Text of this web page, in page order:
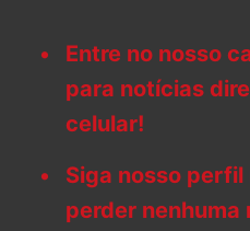
Entre no nosso
para notícias
celular!
Siga nosso perfil
perder nenhuma